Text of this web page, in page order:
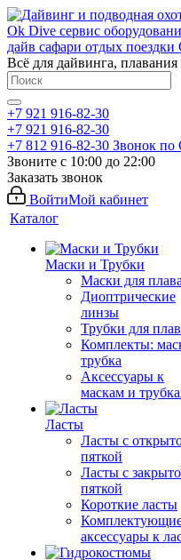
Всё для дайвинга,
+7 921 916-82-30
+7 921 916-82-30
+7 812 916-82-30 Звонок
Звоните с 10:00 до 22:00
Заказать звонок
ВойтиМой кабинет
Каталог
Маски и Трубки
Маски для
Диоптрические
линзы
Трубки для
Комплекты:
трубка
Аксессуары к
маскам и
Ласты
Ласты с
пяткой
Ласты с
пяткой
Короткие ласты
аксессуары к